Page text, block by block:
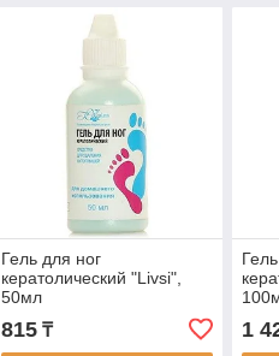
Гель для ног
кератолический "Livsi",
50мл
815₸ 1